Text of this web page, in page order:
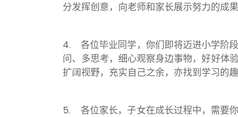
分发挥创意，向老师和家长展示努力的成
4. 各位毕业同学，你们即将迈进小学阶
问、多思考，细心观察身边事物，好好体
扩阔视野，充实自己之余，亦找到学习的
5. 各位家长，子女在成长过程中，需要